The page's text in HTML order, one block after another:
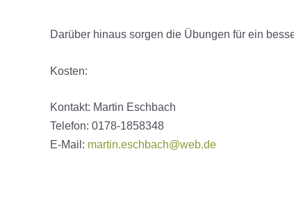
Darüber hinaus sorgen die Übungen für ein
Kosten:
Kontakt: Martin Eschbach
Telefon: 0178-1858348
E-Mail: martin.eschbach@web.de